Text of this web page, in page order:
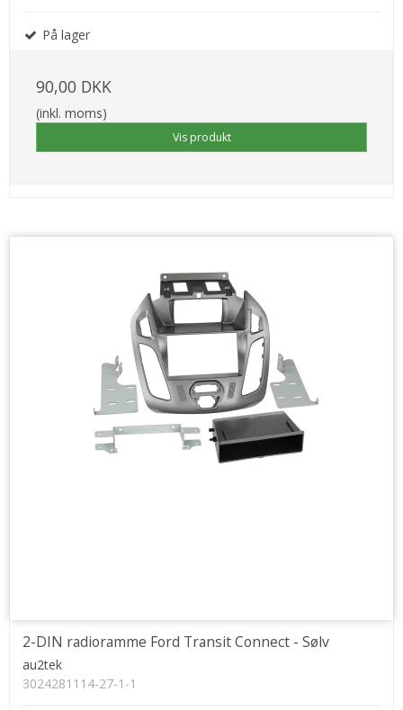
På lager
90,00 DKK
(inkl. moms)
Vis produkt
2-DIN radioramme Ford Transit Connect - Sølv
au2tek
3024281114-27-1-1